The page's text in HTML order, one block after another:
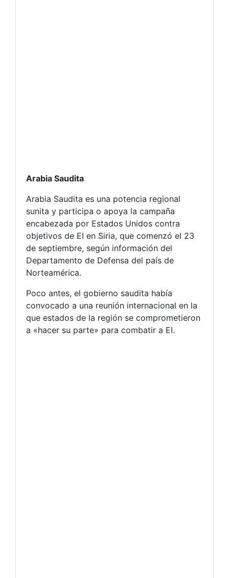
Arabia Saudita
Arabia Saudita es una potencia regional
sunita y participa o apoya la campaña
encabezada por Estados Unidos contra
objetivos de EI en Siria, que comenzó el 23
de septiembre, según información del
Departamento de Defensa del país de
Norteamérica.
Poco antes, el gobierno saudita había
convocado a una reunión internacional en la
que estados de la región se comprometieron
a «hacer su parte» para combatir a EI.